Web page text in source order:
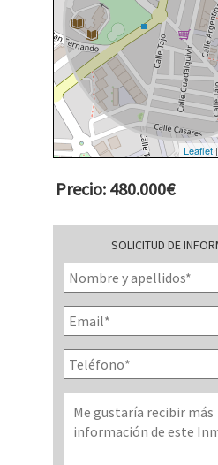
Leaflet
Precio: 480.000€
SOLICITUD DE